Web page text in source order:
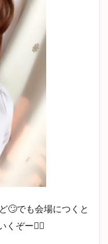
🙄でも会場につくと
くぞー🏃‍♀️